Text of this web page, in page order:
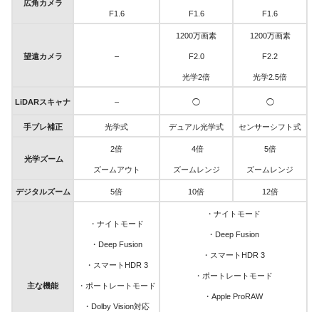
広角カメラ
F1.6
F1.6 F1.6
望遠カメラ –
1200万画素
F2.0
光学2倍
1200万画素
F2.2
光学2.5倍
LiDARスキャナ – ◯ ◯
手ブレ補正 光学式 デュアル光学式 センサーシフト式
光学ズーム
2倍
ズームアウト
4倍
ズームレンジ
5倍
ズームレンジ
デジタルズーム 5倍 10倍 12倍
主な機能
・ナイトモード
・Deep Fusion
・スマートHDR 3
・ポートレートモード
・ Dolby Vision対応
・ナイトモード
・Deep Fusion
・スマートHDR 3
・ポートレートモード
・Apple ProRAW